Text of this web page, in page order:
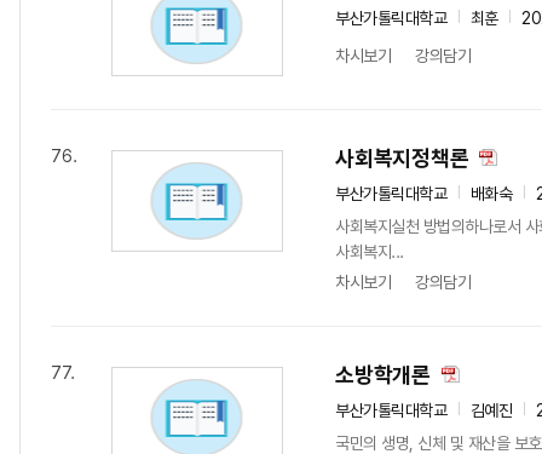
부산가톨릭대학교 최훈
차시보기
강의담기
76. 사회복지정책론
부산가톨릭대학교 배화숙
사회복지실천 방법의하나로서
사회복지...
차시보기
강의담기
77. 소방학개론
부산가톨릭대학교 김예진
국민의 생명, 신체 및 재산을 보